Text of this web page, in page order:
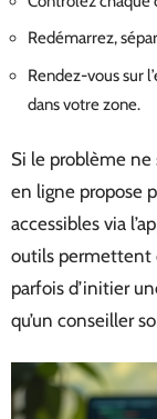
Redémarrez,
Rendez-vous sur
dans votre zone.
Si le problème ne
en ligne propose
accessibles via
outils permettent
parfois d’initier
qu’un conseiller